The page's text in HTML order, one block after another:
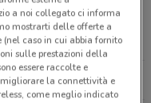
a noi collegato ci informa
mostrarti delle offerte a
caso in cui abbia fornito
sulle prestazioni della
essere raccolte e
migliorare la connettività e
come meglio indicato